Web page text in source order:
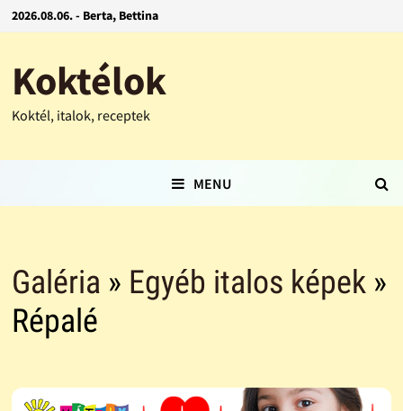
2026.08.06. - Berta, Bettina
Koktélok
Koktél, italok, receptek
MENU
Galéria » Egyéb italos képek»
Répalé